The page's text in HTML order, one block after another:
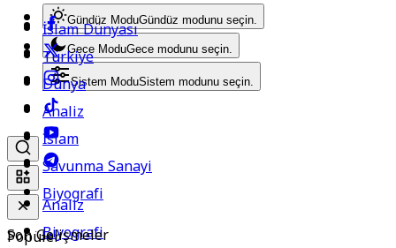
Gündüz ModuGündüz modunu seçin.
Gece ModuGece modunu seçin.
Sistem ModuSistem modunu seçin.
Popüler
Analiz
Biyografi
İslam Dünyası
Türkiye
Dünya
Analiz
İslam
Savunma Sanayi
Biyografi
Son Gelişmeler